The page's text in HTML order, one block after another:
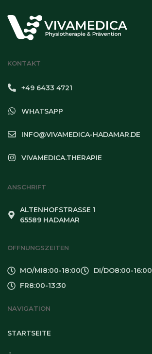
KONTAKT
+49 6433 4721
WHATSAPP
INFO@VIVAMEDICA-HADAMAR.DE
VIVAMEDICA.THERAPIE
ANSCHRIFT
ALTENHOFSTRASSE 1
65589 HADAMAR
ÖFFNUNGSZEITEN
MO/MI8:00-18:00 DI/DO8:00-16:00
FR8:00-13:30
NAVIGATION
STARTSEITE